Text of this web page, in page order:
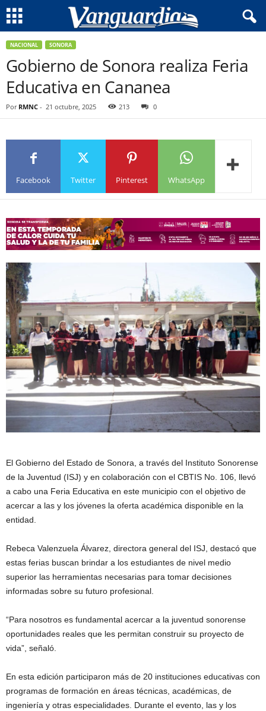
NACIONAL SONORA
Gobierno de Sonora realiza Feria
Educativa en Cananea
Por RMNC - 21 octubre, 2025 213 0
Facebook Twitter Pinterest WhatsApp
El Gobierno del Estado de Sonora, a través del Instituto Sonorense
de la Juventud (ISJ) y en colaboración con el CBTIS No. 106, llevó
a cabo una Feria Educativa en este municipio con el objetivo de
acercar a las y los jóvenes la oferta académica disponible en la
entidad.
Rebeca Valenzuela Álvarez, directora general del ISJ, destacó que
estas ferias buscan brindar a los estudiantes de nivel medio
superior las herramientas necesarias para tomar decisiones
informadas sobre su futuro profesional.
“Para nosotros es fundamental acercar a la juventud sonorense
oportunidades reales que les permitan construir su proyecto de
vida”, señaló.
En esta edición participaron más de 20 instituciones educativas con
programas de formación en áreas técnicas, académicas, de
ingeniería y otras especialidades. Durante el evento, las y los